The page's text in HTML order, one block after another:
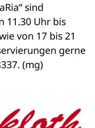
sind
11.30 Uhr bis
von 17 bis 21
gerne
(mg)